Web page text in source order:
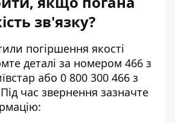
зв'язку?
погіршення якості
деталі за номером 466 з
або 0 800 300 466 з
час звернення зазначте